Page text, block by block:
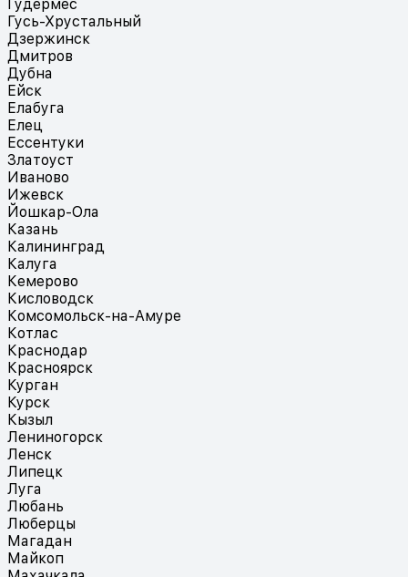
Гудермес
Гусь-Хрустальный
Дзержинск
Дмитров
Дубна
Ейск
Елабуга
Елец
Ессентуки
Златоуст
Иваново
Ижевск
Йошкар-Ола
Казань
Калининград
Калуга
Кемерово
Кисловодск
Комсомольск-на-Амуре
Котлас
Краснодар
Красноярск
Курган
Курск
Кызыл
Лениногорск
Ленск
Липецк
Луга
Любань
Люберцы
Магадан
Майкоп